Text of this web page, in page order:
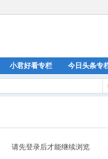
小君好看专栏 今日头条专
请先登录后才能继续浏览